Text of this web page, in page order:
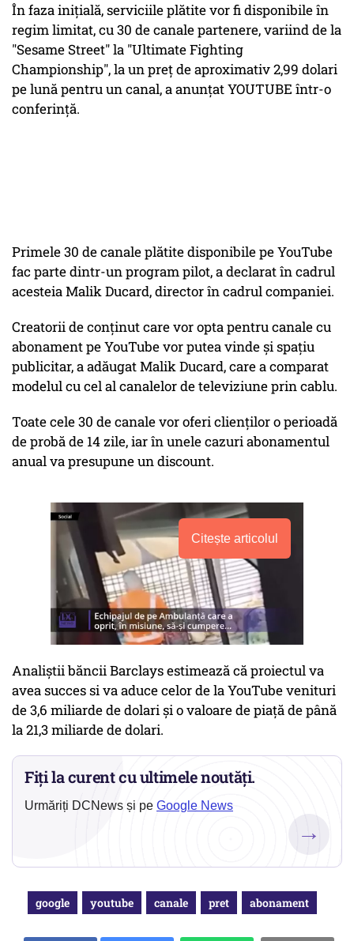
În faza iniţială, serviciile plătite vor fi disponibile în
regim limitat, cu 30 de canale partenere, variind de la
"Sesame Street" la "Ultimate Fighting
Championship", la un preţ de aproximativ 2,99 dolari
pe lună pentru un canal, a anunţat YOUTUBE într-o
conferinţă.
Primele 30 de canale plătite disponibile pe YouTube
fac parte dintr-un program pilot, a declarat în cadrul
acesteia Malik Ducard, director în cadrul companiei.
Creatorii de conţinut care vor opta pentru canale cu
abonament pe YouTube vor putea vinde şi spaţiu
publicitar, a adăugat Malik Ducard, care a comparat
modelul cu cel al canalelor de televiziune prin cablu.
Toate cele 30 de canale vor oferi clienţilor o perioadă
de probă de 14 zile, iar în unele cazuri abonamentul
anual va presupune un discount.
Citește articolul
Analiştii băncii Barclays estimează că proiectul va
avea succes si va aduce celor de la YouTube venituri
de 3,6 miliarde de dolari şi o valoare de piaţă de până
la 21,3 miliarde de dolari.
Fiți la curent cu ultimele noutăți.
Urmăriți DCNews și pe Google News
→
google youtube canale pret abonament